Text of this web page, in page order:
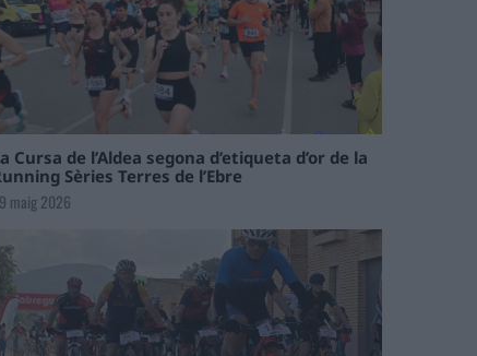
Cursa de l’Aldea segona d’etiqueta d’or de la
Sèries Terres de l’Ebre
maig 2026